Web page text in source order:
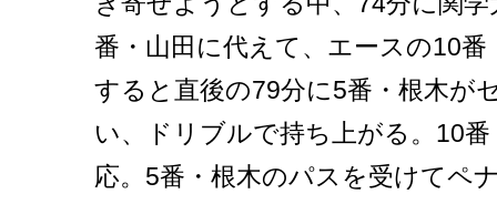
番・山田に代えて、エースの10番
すると直後の79分に5番・根木が
い、ドリブルで持ち上がる。10
応。5番・根木のパスを受けてペ